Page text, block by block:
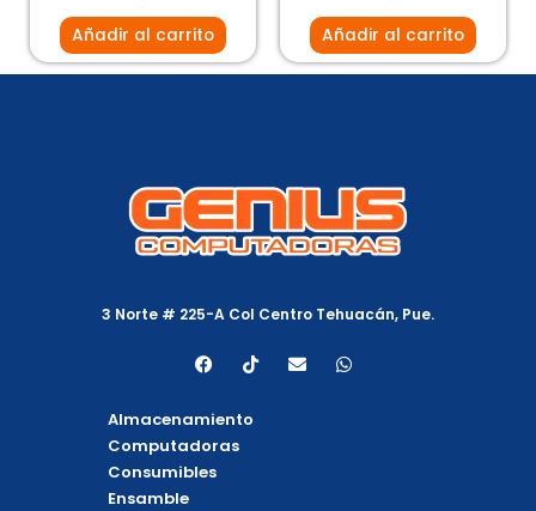
Añadir al carrito Añadir al carrito
3 Norte # 225-A Col Centro Tehuacán, Pue.
F
a
e
b
o
k
T
i
o
E
n
W
h
Almacenamiento
Computadoras
Consumibles
Ensamble